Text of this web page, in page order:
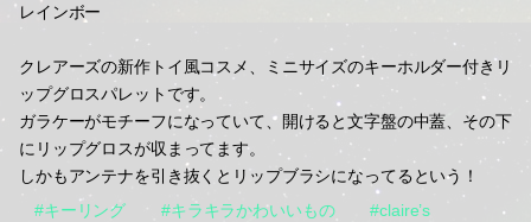
レインボー
クレアーズの新作トイ風コスメ、ミニサイズのキーホルダー付きリ
ップグロスパレットです。
ガラケーがモチーフになっていて、開けると文字盤の中蓋、その下
にリップグロスが収まってます。
しかもアンテナを引き抜くとリップブラシになってるという！
#キーリング
#キラキラかわいいもの #claire’s